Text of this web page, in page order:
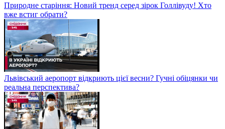
Природне старіння: Новий тренд серед зірок Голлівуду! Хто
вже встиг обрати?
Львівський аеропорт відкриють цієї весни? Гучні обіцянки чи
реальна перспектива?